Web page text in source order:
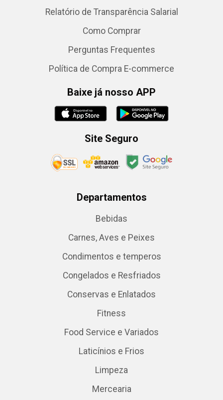
Relatório de Transparência Salarial
Como Comprar
Perguntas Frequentes
Política de Compra E-commerce
Baixe já nosso APP
Site Seguro
Departamentos
Bebidas
Carnes, Aves e Peixes
Condimentos e temperos
Congelados e Resfriados
Conservas e Enlatados
Fitness
Food Service e Variados
Laticínios e Frios
Limpeza
Mercearia